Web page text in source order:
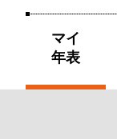
マイ
年表